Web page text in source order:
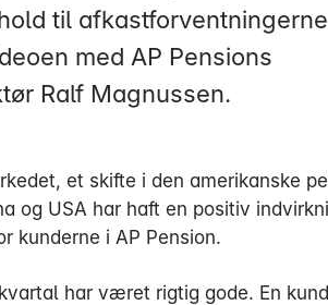
til
med AP Pensions
Ralf Magnussen.
et skifte i den amerikanske
og USA har haft en positiv
kunderne i AP Pension.
har været rigtig gode. En